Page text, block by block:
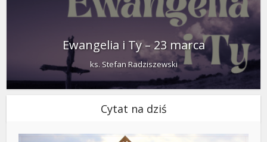
Ewangelia i Ty – 23 marca
ks. Stefan Radziszewski
Cytat na dziś